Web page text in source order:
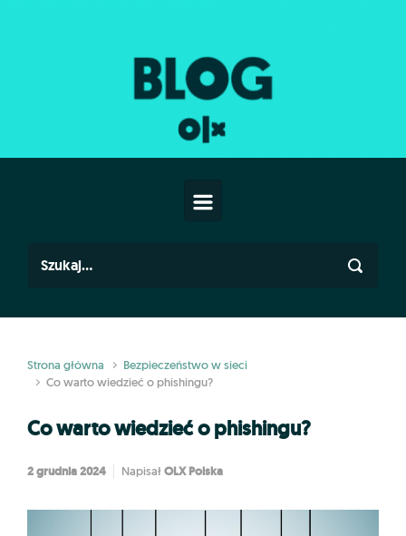
Strona główna
Bezpieczeństwo w sieci
Co warto wiedzieć o phishingu?
Co warto wiedzieć o phishingu?
2 grudnia 2024 Napisał OLX Polska